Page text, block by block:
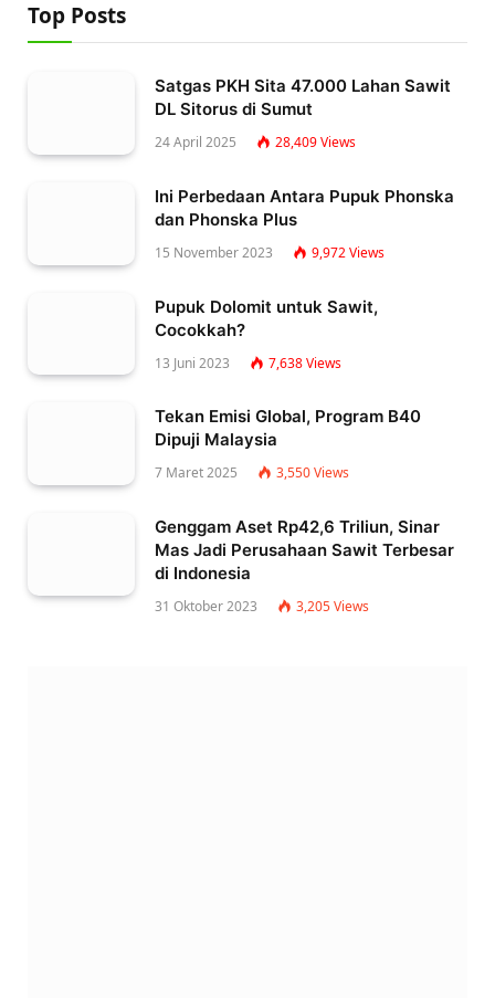
Top Posts
Satgas PKH Sita 47.000 Lahan Sawit
DL Sitorus di Sumut
24 April 2025 28,409Views
Ini Perbedaan Antara Pupuk Phonska
dan Phonska Plus
15 November 2023 9,972Views
Pupuk Dolomit untuk Sawit,
Cocokkah?
13 Juni 2023 7,638Views
Tekan Emisi Global, Program B40
Dipuji Malaysia
7 Maret 2025 3,550Views
Genggam Aset Rp42,6 Triliun, Sinar
Mas Jadi Perusahaan Sawit Terbesar
di Indonesia
31 Oktober 2023 3,205Views